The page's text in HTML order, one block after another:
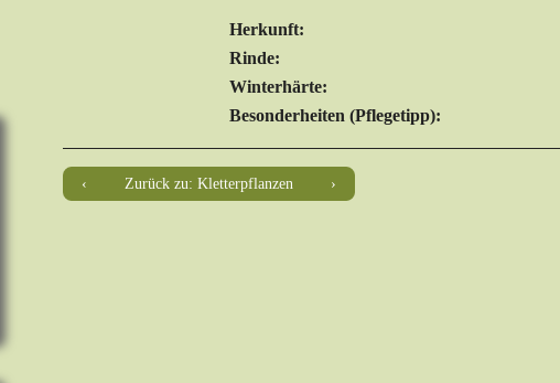
Herkunft:
Rinde:
Winterhärte:
Besonderheiten (Pflegetipp):
Zurück zu: Kletterpflanzen